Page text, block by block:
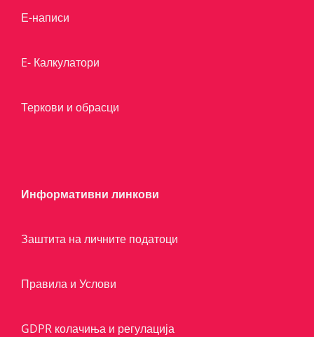
Е-написи
E- Калкулатори
Теркови и обрасци
Информативни линкови
Заштита на личните податоци
Правила и Услови
GDPR колачиња и регулација